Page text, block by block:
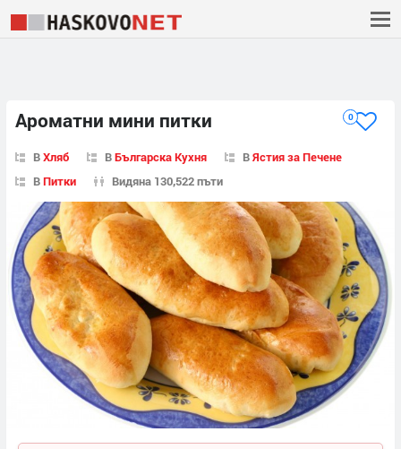
Ароматни мини питки 0
ВХляб ВБългарска Кухня ВЯстия за Печене
ВПитки Видяна 130,522 пъти